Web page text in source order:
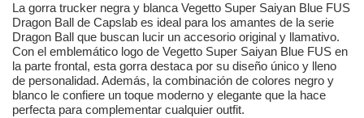
La gorra trucker negra y blanca Vegetto Super Saiyan Blue FUS
Dragon Ball de Capslab es ideal para los amantes de la serie
Dragon Ball que buscan lucir un accesorio original y llamativo.
Con el emblemático logo de Vegetto Super Saiyan Blue FUS en
la parte frontal, esta gorra destaca por su diseño único y lleno
de personalidad. Además, la combinación de colores negro y
blanco le confiere un toque moderno y elegante que la hace
perfecta para complementar cualquier outfit.